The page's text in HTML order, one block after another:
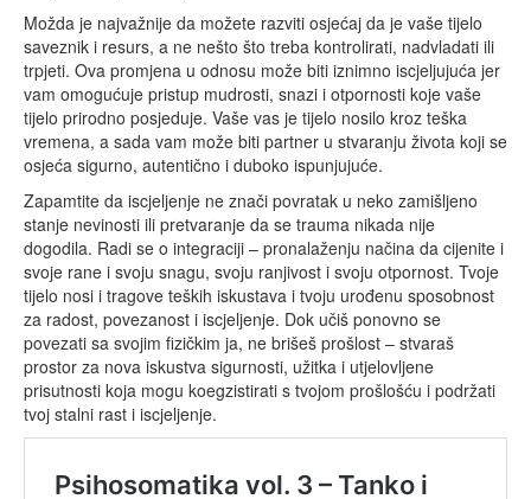
Možda je najvažnije da možete razviti osjećaj da je vaše tijelo
saveznik i resurs, a ne nešto što treba kontrolirati, nadvladati ili
trpjeti. Ova promjena u odnosu može biti iznimno iscjeljujuća jer
vam omogućuje pristup mudrosti, snazi i otpornosti koje vaše
tijelo prirodno posjeduje. Vaše vas je tijelo nosilo kroz teška
vremena, a sada vam može biti partner u stvaranju života koji se
osjeća sigurno, autentično i duboko ispunjujuće.
Zapamtite da iscjeljenje ne znači povratak u neko zamišljeno
stanje nevinosti ili pretvaranje da se trauma nikada nije
dogodila. Radi se o integraciji – pronalaženju načina da cijenite i
svoje rane i svoju snagu, svoju ranjivost i svoju otpornost. Tvoje
tijelo nosi i tragove teških iskustava i tvoju urođenu sposobnost
za radost, povezanost i iscjeljenje. Dok učiš ponovno se
povezati sa svojim fizičkim ja, ne brišeš prošlost – stvaraš
prostor za nova iskustva sigurnosti, užitka i utjelovljene
prisutnosti koja mogu koegzistirati s tvojom prošlošću i podržati
tvoj stalni rast i iscjeljenje.